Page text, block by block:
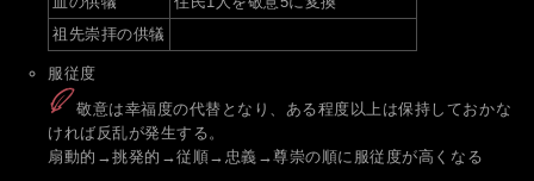
祖先崇拝の供犠
服従度
敬意は幸福度の代替となり、ある程度以上は保持しておかな
ければ反乱が発生する。
扇動的→挑発的→従順→忠義→尊崇の順に服従度が高くなる